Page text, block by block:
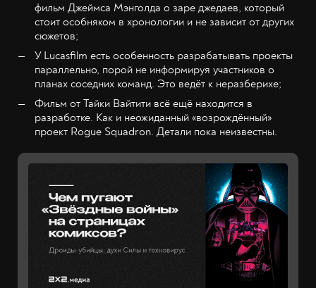
фильм Джеймса Мэнголда о заре джедаев, который
стоит особняком в хронологии и не зависит от других
сюжетов;
У Lucasfilm есть особенность разрабатывать проекты
параллельно, порой не информируя участников о
планах соседних команд. Это ведёт к неразберихе;
Фильм от Тайки Вайтити всё ещё находится в
разработке. Как и неожиданный «возрождённый»
проект Rogue Squadron. Детали пока неизвестны.